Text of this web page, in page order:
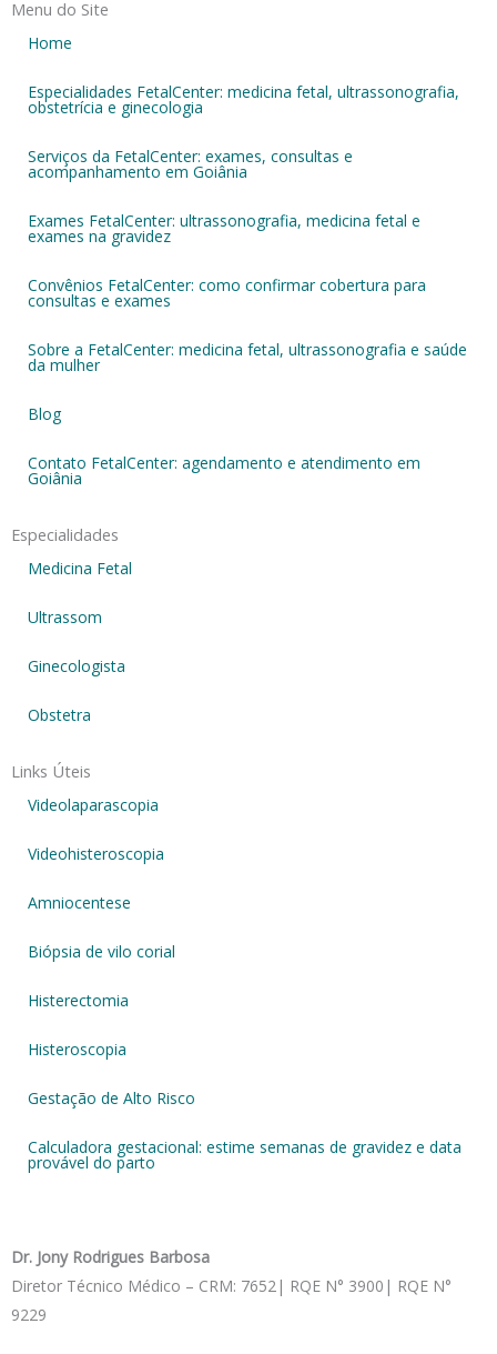
Menu do Site
Home
Especialidades FetalCenter: medicina fetal, ultrassonografia,
obstetrícia e ginecologia
Serviços da FetalCenter: exames, consultas e
acompanhamento em Goiânia
Exames FetalCenter: ultrassonografia, medicina fetal e
exames na gravidez
Convênios FetalCenter: como confirmar cobertura para
consultas e exames
Sobre a FetalCenter: medicina fetal, ultrassonografia e saúde
da mulher
Blog
Contato FetalCenter: agendamento e atendimento em
Goiânia
Especialidades
Medicina Fetal
Ultrassom
Ginecologista
Obstetra
Links Úteis
Videolaparascopia
Videohisteroscopia
Amniocentese
Biópsia de vilo corial
Histerectomia
Histeroscopia
Gestação de Alto Risco
Calculadora gestacional: estime semanas de gravidez e data
provável do parto
Dr. Jony Rodrigues Barbosa
Diretor Técnico Médico – CRM: 7652| RQE N° 3900| RQE N°
9229